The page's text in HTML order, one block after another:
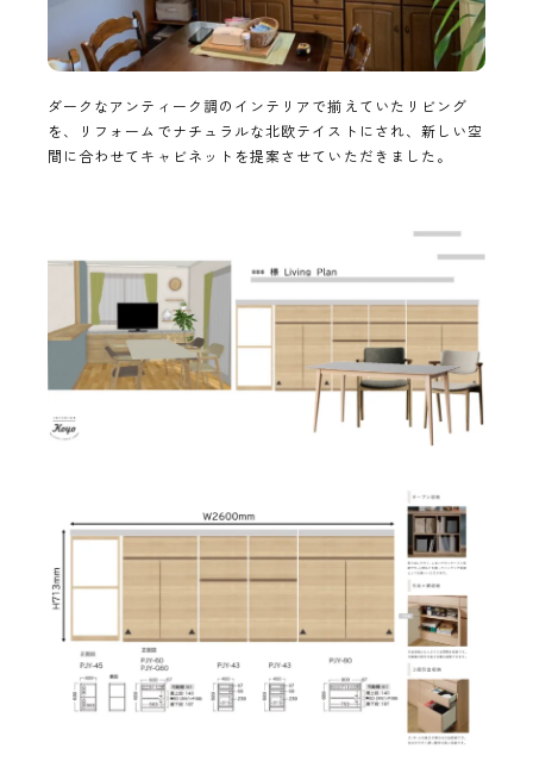
ダークなアンティーク調のインテリアで揃えていたリビング
を、リフォームでナチュラルな北欧テイストにされ、新しい空
間に合わせてキャビネットを提案させていただきました。